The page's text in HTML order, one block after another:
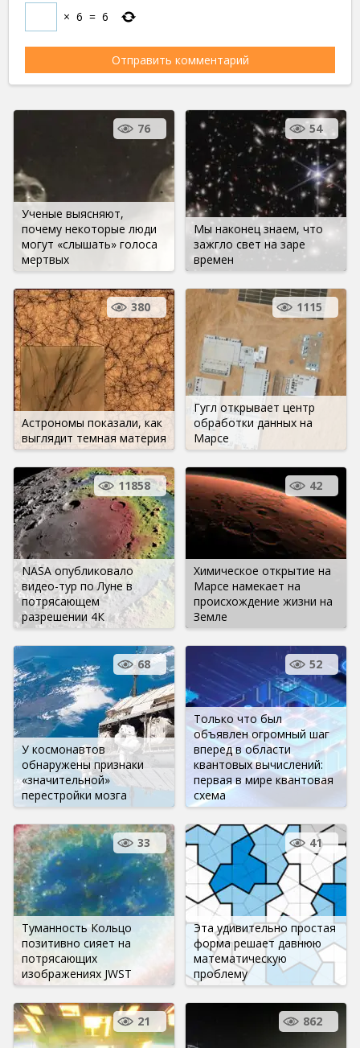
× 6 = 6
Ученые выясняют,
почему некоторые люди
могут «слышать» голоса
мертвых
76
Мы наконец знаем, что
зажгло свет на заре
времен
54
Астрономы показали, как
выглядит темная материя
380
Гугл открывает центр
обработки данных на
Марсе
1115
NASA опубликовало
видео-тур по Луне в
потрясающем
разрешении 4К
11858
Химическое открытие на
Марсе намекает на
происхождение жизни на
Земле
42
У космонавтов
обнаружены признаки
«значительной»
перестройки мозга
68
Только что был
объявлен огромный шаг
вперед в области
квантовых вычислений:
первая в мире квантовая
схема
52
Туманность Кольцо
позитивно сияет на
потрясающих
изображениях JWST
33
Эта удивительно простая
форма решает давнюю
математическую
проблему
41
21 862